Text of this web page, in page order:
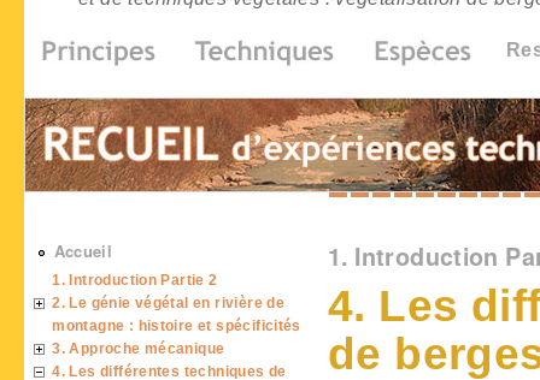
Vous êtes ici
1. Introduction
4. Les
de
Accueil
1. Introduction Partie 2
2. Le génie végétal en rivière de
montagne : histoire et spécificités
3. Approche mécanique
4. Les différentes techniques de